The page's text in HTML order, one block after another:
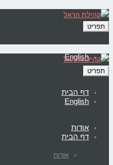
תפריט
English
דף הבית
אודות
אודות
תפריט
English
דף הבית